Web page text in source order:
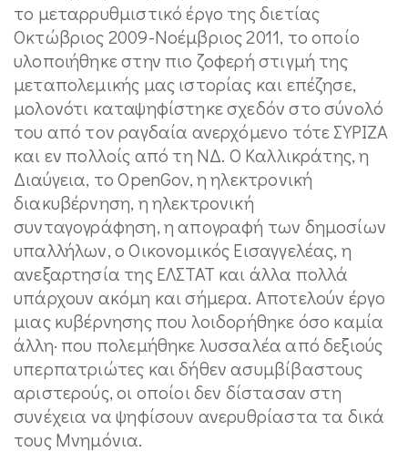
το μεταρρυθμιστικό έργο της διετίας
Οκτώβριος 2009-Νοέμβριος 2011, το οποίο
υλοποιήθηκε στην πιο ζοφερή στιγμή της
μεταπολεμικής μας ιστορίας και επέζησε,
μολονότι καταψηφίστηκε σχεδόν στο σύνολό
του από τον ραγδαία ανερχόμενο τότε ΣΥΡΙΖΑ
και εν πολλοίς από τη ΝΔ. Ο Καλλικράτης, η
Διαύγεια, το OpenGov, η ηλεκτρονική
διακυβέρνηση, η ηλεκτρονική
συνταγογράφηση, η απογραφή των δημοσίων
υπαλλήλων, ο Οικονομικός Εισαγγελέας, η
ανεξαρτησία της ΕΛΣΤΑΤ και άλλα πολλά
υπάρχουν ακόμη και σήμερα. Αποτελούν έργο
μιας κυβέρνησης που λοιδορήθηκε όσο καμία
άλλη· που πολεμήθηκε λυσσαλέα από δεξιούς
υπερπατριώτες και δήθεν ασυμβίβαστους
αριστερούς, οι οποίοι δεν δίστασαν στη
συνέχεια να ψηφίσουν ανερυθρίαστα τα δικά
τους Μνημόνια.